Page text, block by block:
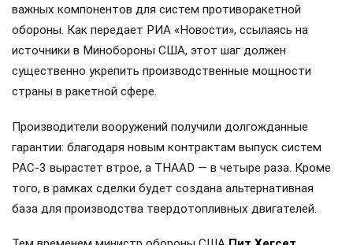
важных компонентов для систем противоракетной
обороны. Как передает РИА «Новости», ссылаясь на
источники в Минобороны США, этот шаг должен
существенно укрепить производственные мощности
страны в ракетной сфере.
Производители вооружений получили долгожданные
гарантии: благодаря новым контрактам выпуск систем
PAC-3 вырастет втрое, а THAAD — в четыре раза. Кроме
того, в рамках сделки будет создана альтернативная
база для производства твердотопливных двигателей.